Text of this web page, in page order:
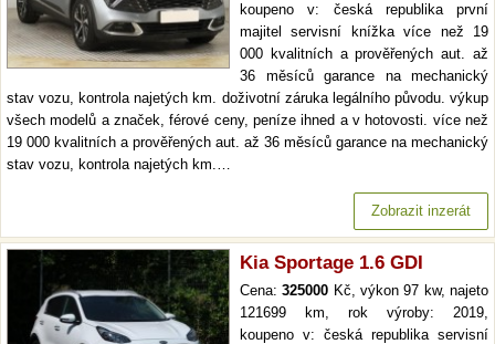
koupeno v: česká republika první
majitel servisní knížka více než 19
000 kvalitních a prověřených aut. až
36 měsíců garance na mechanický
stav vozu, kontrola najetých km. doživotní záruka legálního původu. výkup
všech modelů a značek, férové ceny, peníze ihned a v hotovosti. více než
19 000 kvalitních a prověřených aut. až 36 měsíců garance na mechanický
stav vozu, kontrola najetých km.…
Zobrazit inzerát
Kia Sportage 1.6 GDI
Cena:325000 Kč, výkon 97 kw, najeto
121699 km, rok výroby: 2019,
koupeno v: česká republika servisní